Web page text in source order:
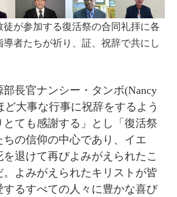
が参加する復活祭の合同礼拝に各
導者たちが祈り、証、祝辞で共にし
長官ナンシー・タンボ(Nancy
ど大事な行事に祝辞をするよう
ても感謝する」とし「復活祭
の信仰の中心であり、イエ
退けて再びよみがえられたこ
。よみがえられたキリストが皆
するすべての人々に豊かな喜び